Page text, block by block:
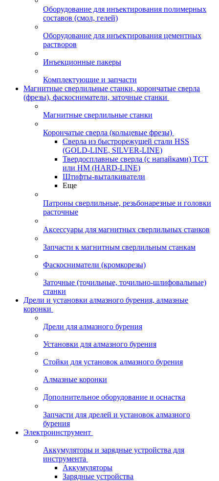
Оборудование для инъектирования полимерных
составов (смол, гелей)
Оборудование для инъектирования цементных
растворов
Инъекционные пакеры
Комплектующие и запчасти
Магнитные сверлильные станки, корончатые сверла
(фрезы), фаскосниматели, заточные станки
Магнитные сверлильные станки
Корончатые сверла (кольцевые фрезы)
Сверла из быстрорежущей стали HSS
(GOLD-LINE, SILVER-LINE)
Твердосплавные сверла (с напайками) ТСТ
или HM (HARD-LINE)
Штифты-выталкиватели
Еще
Патроны сверлильные, резьбонарезные и головки
расточные
Аксессуары для магнитных сверлильных станков
Запчасти к магнитным сверлильным станкам
Фаскосниматели (кромкорезы)
Заточные (точильные, точильно-шлифовальные)
станки
Дрели и установки алмазного бурения, алмазные
коронки
Дрели для алмазного бурения
Установки для алмазного бурения
Стойки для установок алмазного бурения
Алмазные коронки
Дополнительное оборудование и оснастка
Запчасти для дрелей и установок алмазного
бурения
Электроинструмент
Аккумуляторы и зарядные устройства для
инструмента
Аккумуляторы
Зарядные устройства